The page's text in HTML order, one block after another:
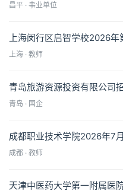
昌平 · 事业单位
上海闵行区启智学校2026
上海 · 教师
青岛旅游资源投资有限公司
青岛 · 国企
成都职业技术学院2026年7
成都 · 教师
天津中医药大学第一附属医